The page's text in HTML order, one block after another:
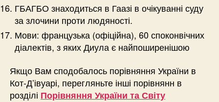
ГБАГБО знаходиться в Гаазі в очікуванні суду
за злочини проти людяності.
Мови: французька (офіційна), 60 споконвічних
діалектів, з яких Диула є найпоширенішою
Якщо Вам сподобалось порівняння України в
Кот-Д’івуарі, перегляньте інші порівнянн в
розділі Порівняння України та Світу